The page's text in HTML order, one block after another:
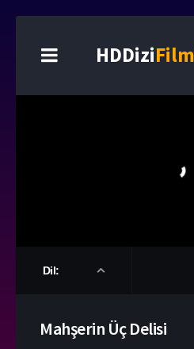
HDDizi
Dil:
Mahşerin Üç Delisi